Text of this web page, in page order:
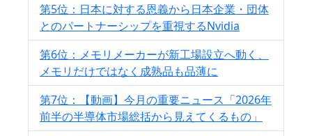
第5位：日本に対する恩義から日本企業・団体
とのパートナーシップを重視するNvidia
第6位：メモリメーカーが新工場設立へ動く、
メモリだけではなく成熟品も品薄に
第7位：【動画】今月の重要ニュース「2026年
前半の半導体市場総括から見えてくるもの」